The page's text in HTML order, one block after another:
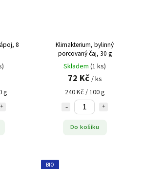
8
g
Klimakterium, bylinný
porcovaný čaj, 30 g
Skladem (1 ks)
72 Kč / ks
240 Kč / 100 g
Do košíku
BIO